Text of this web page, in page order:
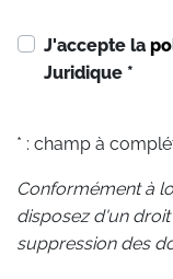
J'accepte la
Juridique *
* : champ à
Conformément à
disposez d'un
suppression des